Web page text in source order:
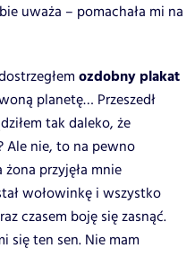
uważa – pomachała mi na
ozdobny plakat
planetę… Przeszedł
tak daleko, że
Ale nie, to na pewno
przyjęła mnie
wołowinkę i wszystko
czasem boję się zasnąć.
się ten sen. Nie mam